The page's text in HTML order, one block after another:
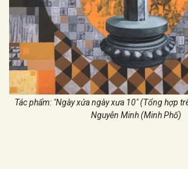
Tác phẩm: "Ngày xửa ngày xưa 10" (Tổng hợp
Nguyễn Minh (Minh Phố)